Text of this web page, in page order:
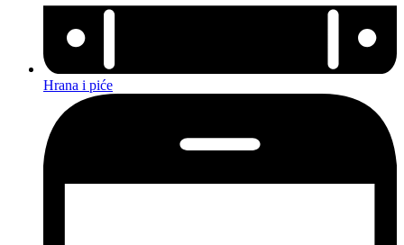
Hrana i piće